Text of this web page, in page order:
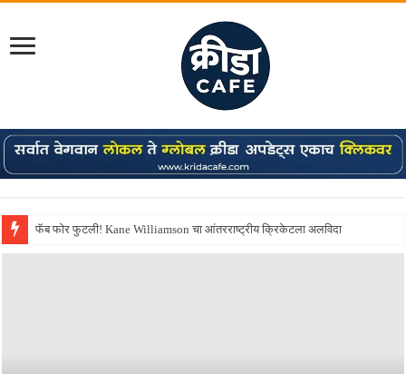
Shreyas Iyer कॅप्टन झाला! टी20 ची पुन्हा मुंबईकराच्या खांद्यावर, एशियन गेम्स…